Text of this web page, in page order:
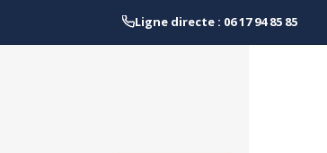
Ligne directe : 06 17 94 85 85